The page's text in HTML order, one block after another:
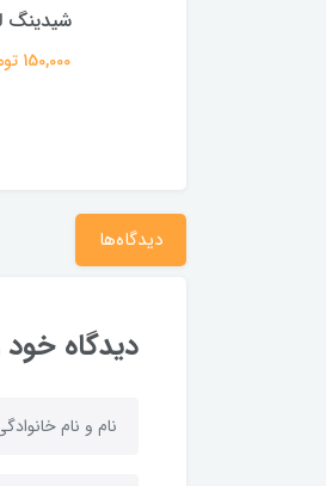
شیدینگ
150,000 تومان
دیدگاه‌ها
دیدگاه خود